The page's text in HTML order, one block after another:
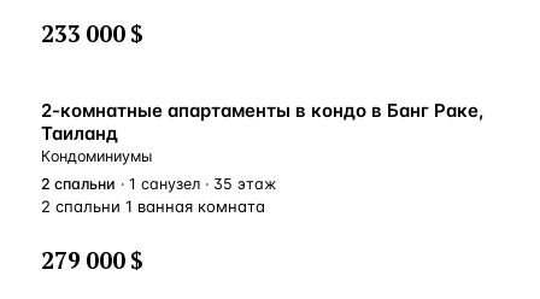
233 000 $
2-комнатные апартаменты в кондо в Банг Раке,
Таиланд
Кондоминиумы
2 спальни · 1 санузел · 35 этаж
2 спальни 1 ванная комната
279 000 $